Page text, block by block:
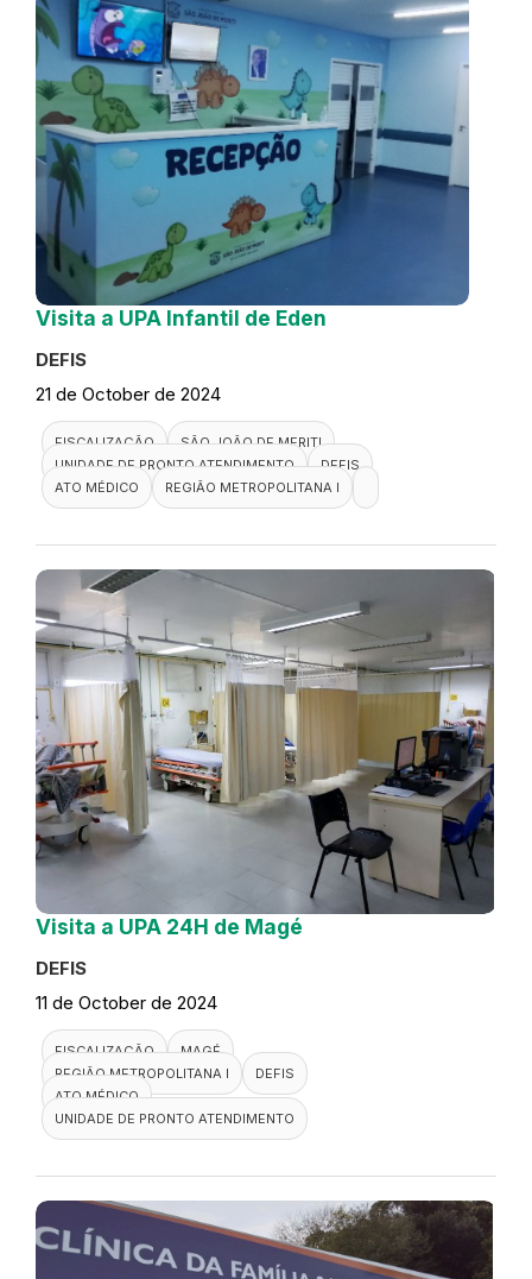
Visita a UPA Infantil de Eden
DEFIS
21 de October de 2024
FISCALIZAÇÃO
SÃO JOÃO DE MERITI
UNIDADE DE PRONTO ATENDIMENTO
DEFIS
ATO MÉDICO
REGIÃO METROPOLITANA I
Visita a UPA 24H de Magé
DEFIS
11 de October de 2024
FISCALIZAÇÃO
MAGÉ
REGIÃO METROPOLITANA I
DEFIS
ATO MÉDICO
UNIDADE DE PRONTO ATENDIMENTO